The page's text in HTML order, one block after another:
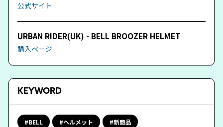
公式サイト
URBAN RIDER(UK) - BELL BROOZER HELMET
購入ページ
KEYWORD
BELL ヘルメット 新商品